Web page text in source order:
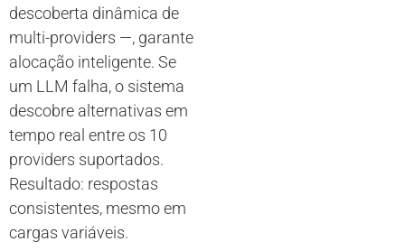
descoberta dinâmica de
multi-providers —, garante
alocação inteligente. Se
um LLM falha, o sistema
descobre alternativas em
tempo real entre os 10
providers suportados.
Resultado: respostas
consistentes, mesmo em
cargas variáveis.